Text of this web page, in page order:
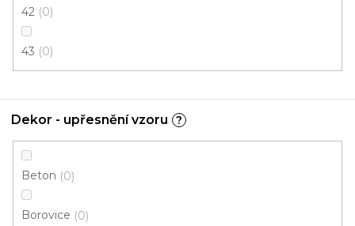
42 0
43 0
Dekor - upřesnění vzoru ?
Beton 0
Borovice 0